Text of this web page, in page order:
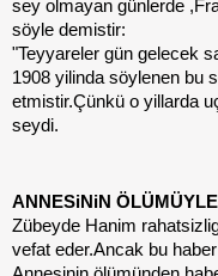
sey olmayan günlerde
söyle demistir:
"Teyyareler gün gelecek
1908 yilinda söylenen bu
etmistir.Çünkü o yillarda
seydi.
ANNESiNiN
Zübeyde Hanim
vefat eder.Ancak bu